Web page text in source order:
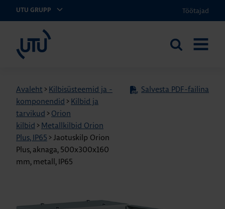
UTU GRUPP Töötajad
Otsi
Avaleht > Kilbisüsteemid ja -
komponendid > Kilbid ja
tarvikud > Orion
kilbid > Metallkilbid Orion
Plus, IP65 >Jaotuskilp Orion
Plus, aknaga, 500x300x160
mm, metall, IP65
Salvesta PDF-failina